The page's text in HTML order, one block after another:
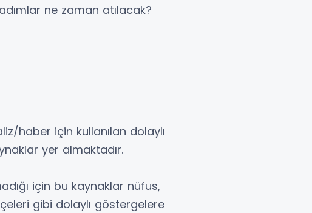
ne zaman atılacak?
haber için kullanılan dolaylı
yer almaktadır.
için bu kaynaklar nüfus,
gibi dolaylı göstergelere